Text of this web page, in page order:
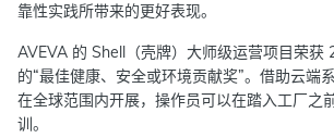
靠性实践所带来的更好表现。
AVEVA 的 Shell（壳牌）大师级运营项目荣获
的“最佳健康、安全或环境贡献奖”。借助云端
在全球范围内开展，操作员可以在踏入工厂之
训。